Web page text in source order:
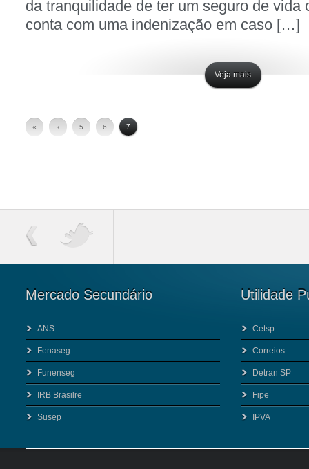
da tranquilidade de ter um seguro de vida
conta com uma indenização em caso […]
Veja mais
« ‹ 5 6 7
Mercado Secundário
ANS
Fenaseg
Funenseg
IRB Brasilre
Susep
Utilidade
Cetsp
Correios
Detran SP
Fipe
IPVA